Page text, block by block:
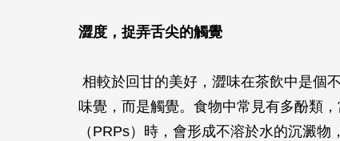
澀度，捉弄舌尖的觸覺
相較於回甘的美好，澀味在茶飲中是個
味覺，而是觸覺。食物中常見有多酚類
（PRPs）時，會形成不溶於水的沉澱